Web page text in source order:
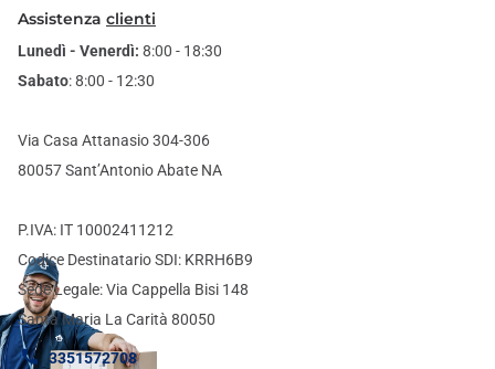
Assistenza clienti
Lunedì - Venerdì: 8:00 - 18:30
Sabato: 8:00 - 12:30
Via Casa Attanasio 304-306
80057 Sant’Antonio Abate NA
P.IVA: IT 10002411212
Codice Destinatario SDI: KRRH6B9
Sede Legale: Via Cappella Bisi 148
Santa Maria La Carità 80050
3351572708